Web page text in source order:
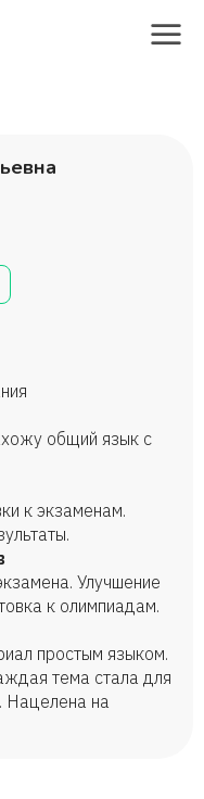
общий язык с
к экзаменам.
Улучшение
к олимпиадам.
простым языком.
тема стала для
Нацелена на